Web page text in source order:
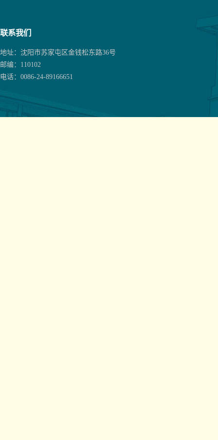
联系我们
地址：沈阳市苏家屯区金钱松东路36号
邮编：110102
电话：0086-24-89166651